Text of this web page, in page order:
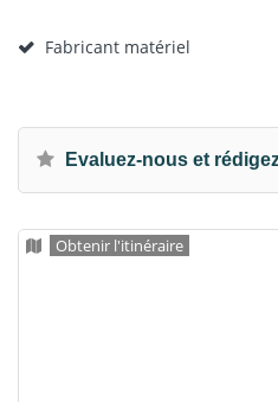
Fabricant matériel
Evaluez-nous et
Obtenir l'itinéraire